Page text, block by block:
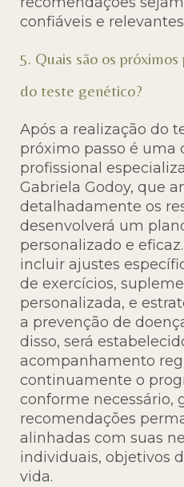
confiáveis e
5. Quais são os próximos
do teste genético?
Após a realização do
próximo passo é uma
profissional
Gabriela Godoy, que
detalhadamente os
desenvolverá um
personalizado e
incluir ajustes
de exercícios,
personalizada, e
a prevenção de
disso, será
acompanhamento
continuamente o
conforme necessário,
recomendações
alinhadas com suas
individuais, objetivos
vida.